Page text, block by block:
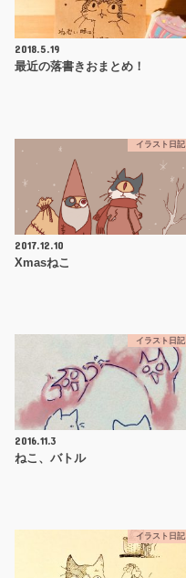
2018.5.19
最近の落書きおまとめ！
イラスト日記
2017.12.10
Xmasねこ
イラスト日記
2016.11.3
ねこ、バトル
イラスト日記